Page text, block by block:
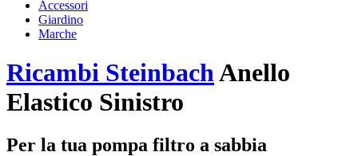
Accessori
Giardino
Marche
Ricambi SteinbachAnello
Elastico Sinistro
Per la tua pompa filtro a sabbia